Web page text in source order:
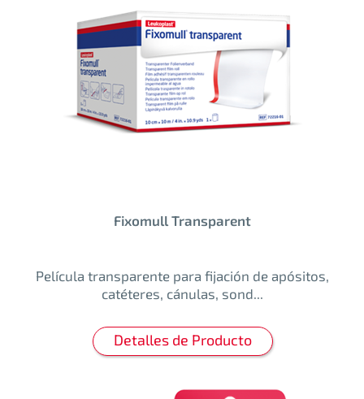
Fixomull Transparent
Película transparente para fijación de apósitos,
catéteres, cánulas, sond...
Detalles de Producto